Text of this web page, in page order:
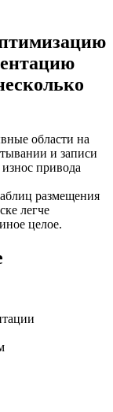
области на
и записи
привода
размещения
легче
целое.